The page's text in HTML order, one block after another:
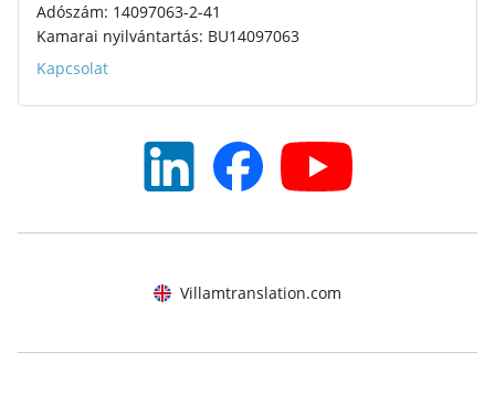
Adószám: 14097063-2-41
Kamarai nyilvántartás: BU14097063
Kapcsolat
Villamtranslation.com